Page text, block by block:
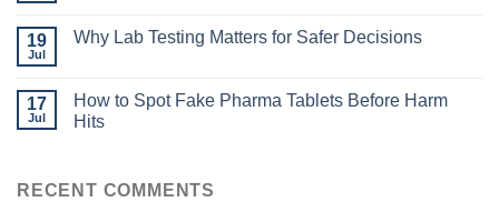
19
Jul
Why Lab Testing Matters for Safer Decisions
17
Jul
How to Spot Fake Pharma Tablets Before Harm
Hits
RECENT COMMENTS